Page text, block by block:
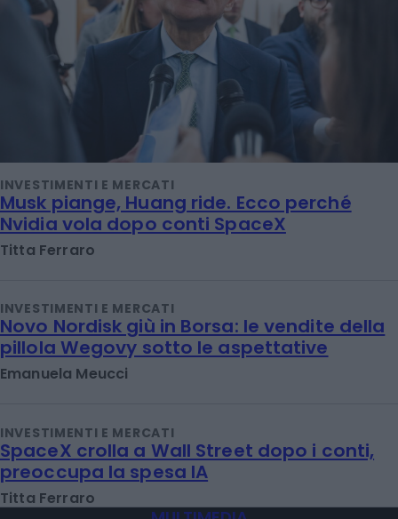
INVESTIMENTI E MERCATI
Musk piange, Huang ride. Ecco perché
Nvidia vola dopo conti SpaceX
Titta Ferraro
INVESTIMENTI E MERCATI
Novo Nordisk giù in Borsa: le vendite della
pillola Wegovy sotto le aspettative
Emanuela Meucci
INVESTIMENTI E MERCATI
SpaceX crolla a Wall Street dopo i conti,
preoccupa la spesa IA
Titta Ferraro